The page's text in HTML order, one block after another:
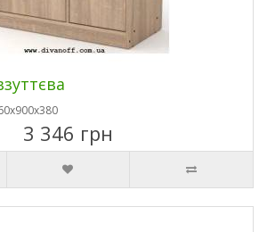
3 346 грн